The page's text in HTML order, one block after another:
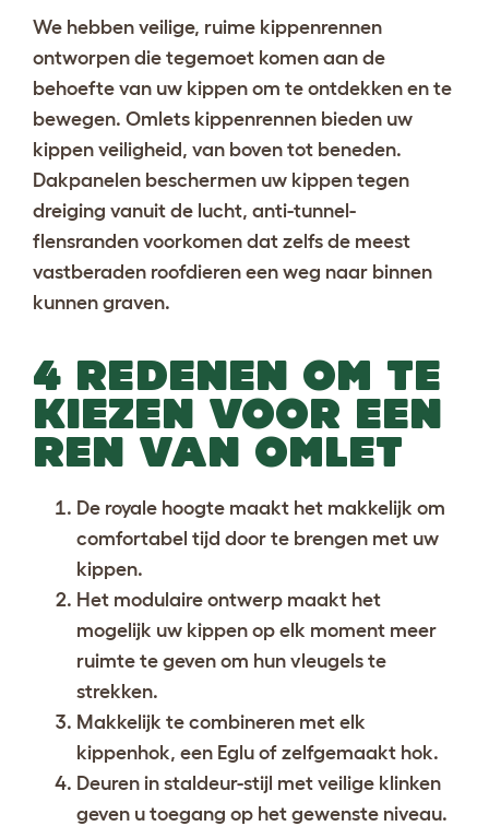
We hebben veilige, ruime kippenrennen
ontworpen die tegemoet komen aan de
behoefte van uw kippen om te ontdekken en te
bewegen. Omlets kippenrennen bieden uw
kippen veiligheid, van boven tot beneden.
Dakpanelen beschermen uw kippen tegen
dreiging vanuit de lucht, anti-tunnel-
flensranden voorkomen dat zelfs de meest
vastberaden roofdieren een weg naar binnen
kunnen graven.
4 REDENEN OM TE
KIEZEN VOOR EEN
REN VAN OMLET
De royale hoogte maakt het makkelijk om
comfortabel tijd door te brengen met uw
kippen.
Het modulaire ontwerp maakt het
mogelijk uw kippen op elk moment meer
ruimte te geven om hun vleugels te
strekken.
Makkelijk te combineren met elk
kippenhok, een Eglu of zelfgemaakt hok.
Deuren in staldeur-stijl met veilige klinken
geven u toegang op het gewenste niveau.